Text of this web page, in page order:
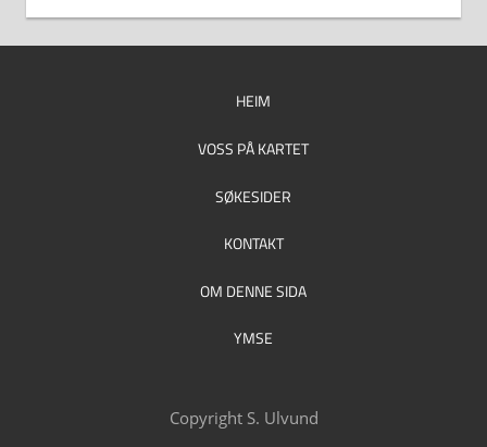
HEIM
VOSS PÅ KARTET
SØKESIDER
KONTAKT
OM DENNE SIDA
YMSE
Copyright S. Ulvund